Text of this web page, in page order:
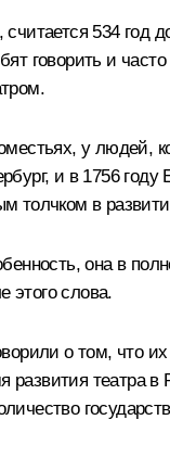
534
говорить и
у
и в 1756
в
она в
этого слова.
о том, что
театра